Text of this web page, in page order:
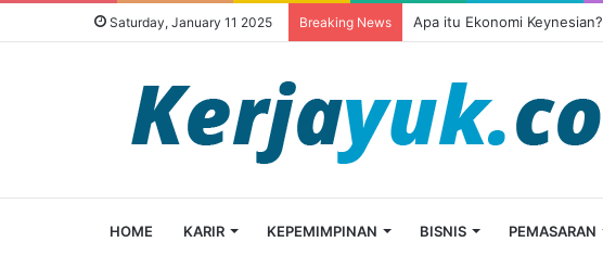
Saturday, January 11 2025 Breaking News Apa itu Ekonomi Keynesian?
HOME KARIR KEPEMIMPINAN BISNIS PEMASARAN